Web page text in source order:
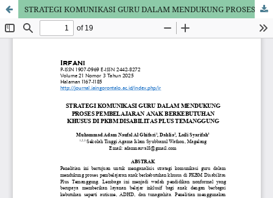
STRATEGI KOMUNIKASI GURU DALAM MENDUKUNG PROSES PEMBELAJARAN ANAK BERKEBUTUHAN KHUSUS DI PKBM DISABILITAS PLUS TEMANGGUNG